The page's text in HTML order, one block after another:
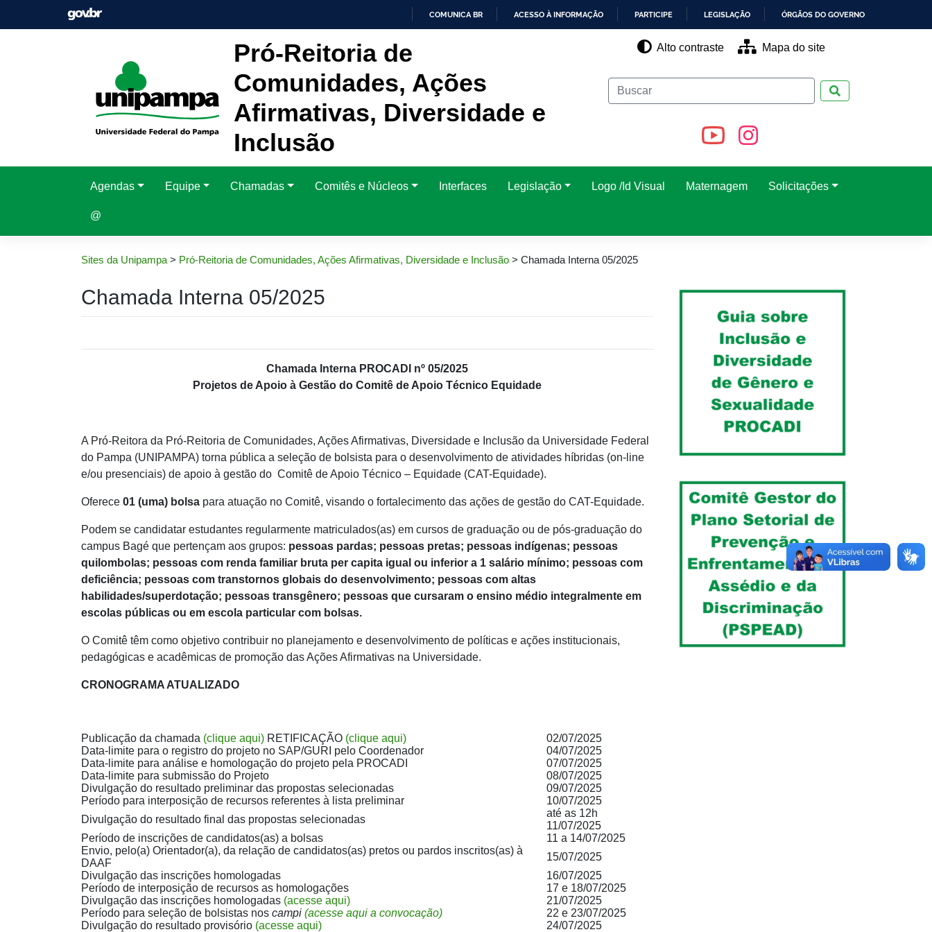
COMUNICA BR ACESSO À INFORMAÇÃO PARTICIPE LEGISLAÇÃO ÓRGÃOS DO GOVERNO
Pró-Reitoria de
Comunidades, Ações
Afirmativas, Diversidade e
Inclusão
Alto contraste Mapa do site
Agendas Equipe Chamadas Comitês e Núcleos Interfaces Legislação Logo /Id Visual Maternagem Solicitações
@
Sites da Unipampa> Pró-Reitoria de Comunidades, Ações Afirmativas, Diversidade e Inclusão > Chamada Interna 05/2025
Chamada Interna 05/2025
Chamada Interna PROCADI nº 05/2025
Projetos de Apoio à Gestão do Comitê de Apoio Técnico Equidade
A Pró-Reitora da Pró-Reitoria de Comunidades, Ações Afirmativas, Diversidade e Inclusão da Universidade Federal
do Pampa (UNIPAMPA) torna pública a seleção de bolsista para o desenvolvimento de atividades híbridas (on-line
e/ou presenciais) de apoio à gestão do Comitê de Apoio Técnico – Equidade (CAT-Equidade).
Oferece 01 (uma) bolsa para atuação no Comitê, visando o fortalecimento das ações de gestão do CAT-Equidade.
Podem se candidatar estudantes regularmente matriculados(as) em cursos de graduação ou de pós-graduação do
campus Bagé que pertençam aos grupos: pessoas pardas; pessoas pretas; pessoas indígenas; pessoas
quilombolas; pessoas com renda familiar bruta per capita igual ou inferior a 1 salário mínimo; pessoas com
deficiência; pessoas com transtornos globais do desenvolvimento; pessoas com altas
habilidades/superdotação; pessoas transgênero; pessoas que cursaram o ensino médio integralmente em
escolas públicas ou em escola particular com bolsas.
O Comitê têm como objetivo contribuir no planejamento e desenvolvimento de políticas e ações institucionais,
pedagógicas e acadêmicas de promoção das Ações Afirmativas na Universidade.
CRONOGRAMA ATUALIZADO
Publicação da chamada (clique aqui) RETIFICAÇÃO (clique aqui)
02/07/2025
Data-limite para o registro do projeto no SAP/GURI pelo Coordenador
04/07/2025
Data-limite para análise e homologação do projeto pela PROCADI
07/07/2025
Data-limite para submissão do Projeto
08/07/2025
Divulgação do resultado preliminar das propostas selecionadas
09/07/2025
Período para interposição de recursos referentes à lista preliminar
10/07/2025
Divulgação do resultado final das propostas selecionadas
até as 12h
11/07/2025
Período de inscrições de candidatos(as) a bolsas
11 a 14/07/2025
Envio, pelo(a) Orientador(a), da relação de candidatos(as) pretos ou pardos inscritos(as) à
DAAF
15/07/2025
Divulgação das inscrições homologadas
16/07/2025
Período de interposição de recursos as homologações
17 e 18/07/2025
Divulgação das inscrições homologadas (acesse aqui)
21/07/2025
Período para seleção de bolsistas nos campi (acesse aqui a convocação)
22 e 23/07/2025
Divulgação do resultado provisório (acesse aqui)
24/07/2025